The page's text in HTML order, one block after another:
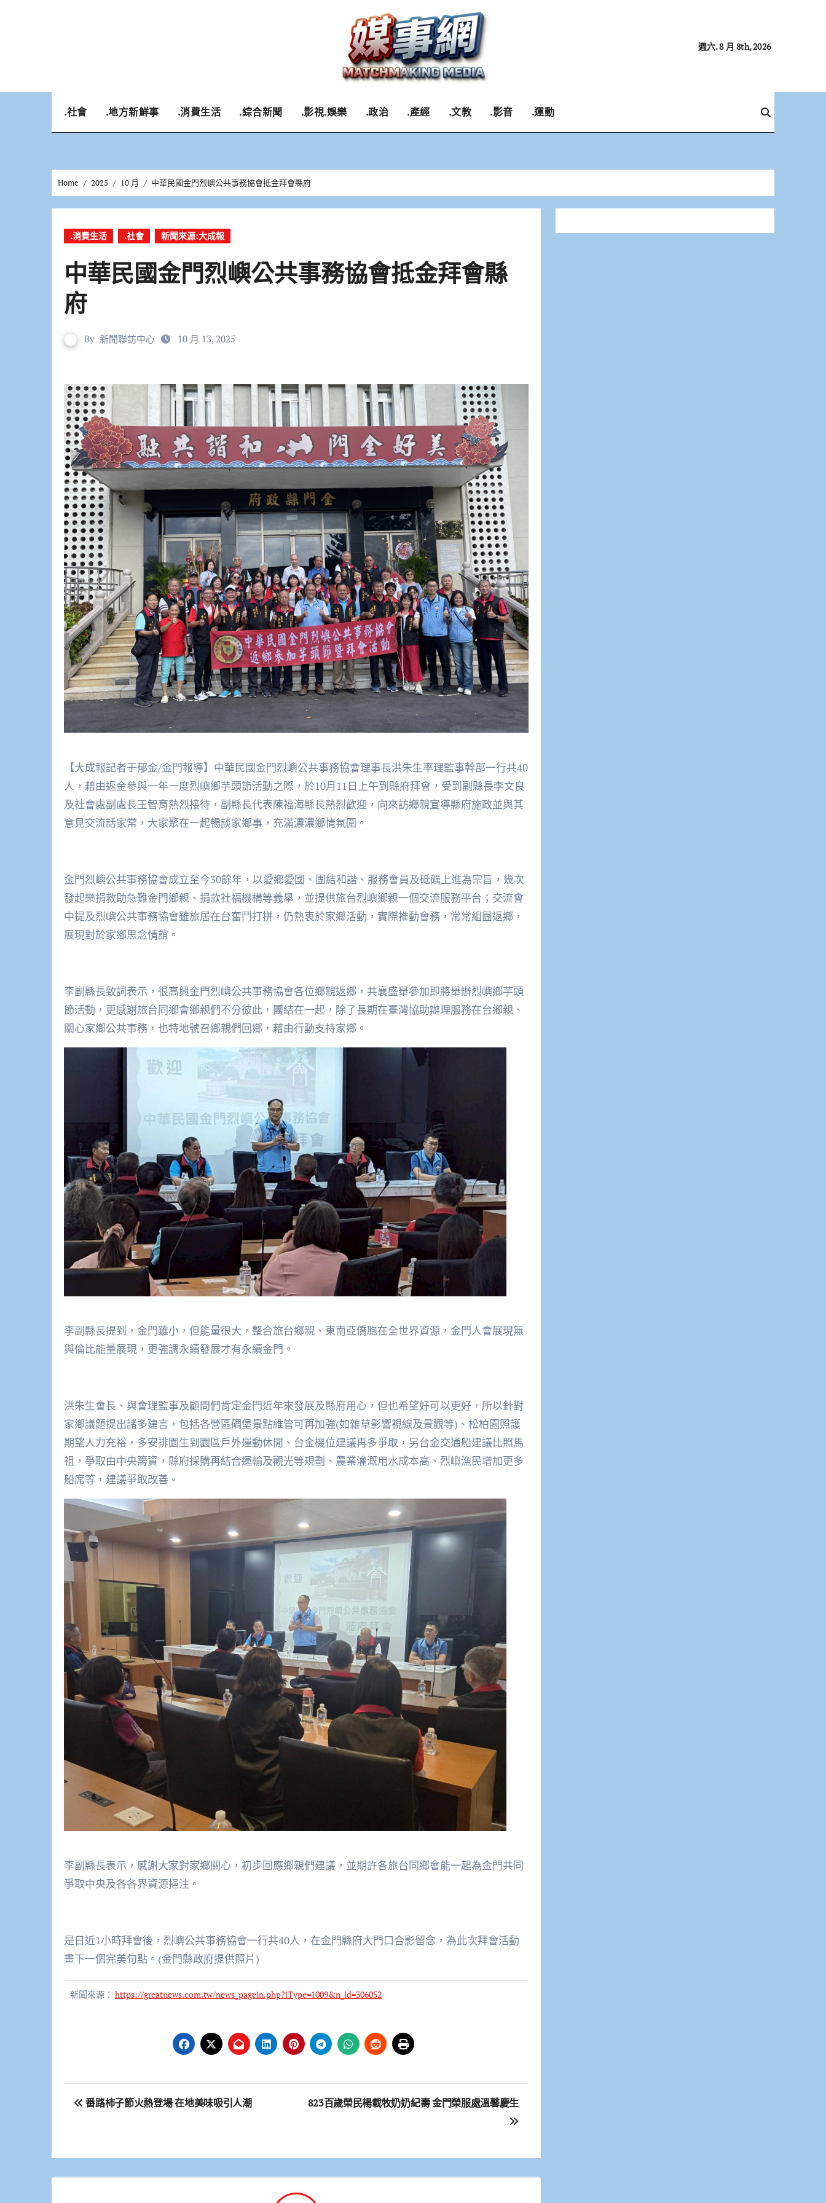
週六. 8 月 8th, 2026
.社會 .地方新鮮事 .消費生活 .綜合新聞 .影視.娛樂 .政治 .產經 .文教 .影音 .運動
Home 2025 10 月 中華民國金門烈嶼公共事務協會抵金拜會縣府
.消費生活 .社會 新聞來源:大成報
中華民國金門烈嶼公共事務協會抵金拜會縣
府
By 新聞聯訪中心 10 月 13, 2025
【大成報記者于郁金/金門報導】中華民國金門烈嶼公共事務協會理事長洪朱生率理監事幹部一行共40
人，藉由返金參與一年一度烈嶼鄉芋頭節活動之際，於10月11日上午到縣府拜會，受到副縣長李文良
及社會處副處長王智育熱烈接待，副縣長代表陳福海縣長熱烈歡迎，向來訪鄉親宣導縣府施政並與其
意見交流話家常，大家聚在一起暢談家鄉事，充滿濃濃鄉情氛圍。
金門烈嶼公共事務協會成立至今30餘年，以愛鄉愛國、團結和諧、服務會員及砥礪上進為宗旨，幾次
發起樂捐救助急難金門鄉親、捐款社福機構等義舉，並提供旅台烈嶼鄉親一個交流服務平台；交流會
中提及烈嶼公共事務協會雖旅居在台奮鬥打拼，仍熱衷於家鄉活動，實際推動會務，常常組團返鄉，
展現對於家鄉思念情誼。
李副縣長致詞表示，很高興金門烈嶼公共事務協會各位鄉親返鄉，共襄盛舉參加即將舉辦烈嶼鄉芋頭
節活動，更感謝旅台同鄉會鄉親們不分彼此，團結在一起，除了長期在臺灣協助辦理服務在台鄉親、
關心家鄉公共事務，也特地號召鄉親們回鄉，藉由行動支持家鄉。
李副縣長提到，金門雖小，但能量很大，整合旅台鄉親、東南亞僑胞在全世界資源，金門人會展現無
與倫比能量展現，更強調永續發展才有永續金門。
洪朱生會長、與會理監事及顧問們肯定金門近年來發展及縣府用心，但也希望好可以更好，所以針對
家鄉議題提出諸多建言，包括各營區碉堡景點維管可再加強(如雜草影響視線及景觀等)、松柏園照護
期望人力充裕，多安排園生到園區戶外運動休閒、台金機位建議再多爭取，另台金交通船建議比照馬
祖，爭取由中央籌資，縣府採購再結合運輸及觀光等規劃、農業灌溉用水成本高、烈嶼漁民增加更多
船席等，建議爭取改善。
李副縣長表示，感謝大家對家鄉關心，初步回應鄉親們建議，並期許各旅台同鄉會能一起為金門共同
爭取中央及各各界資源挹注。
是日近1小時拜會後，烈嶼公共事務協會一行共40人，在金門縣府大門口合影留念，為此次拜會活動
畫下一個完美句點。(金門縣政府提供照片)
新聞來源： https://greatnews.com.tw/news_pagein.php?iType=1009&n_id=306052
文
覽
番路柿子節火熱登場 在地美味吸引人潮 823百歲榮民楊載牧奶奶紀壽 金門榮服處溫馨慶生